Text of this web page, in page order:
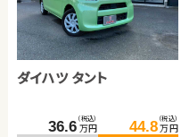
ダイハツ タント
36.6 （税込）
万円
44.8 （税込）
万円
ホンダ フィット
159.9 （税込）
万円
164.9 （税込）
万円
トヨタ アルファード